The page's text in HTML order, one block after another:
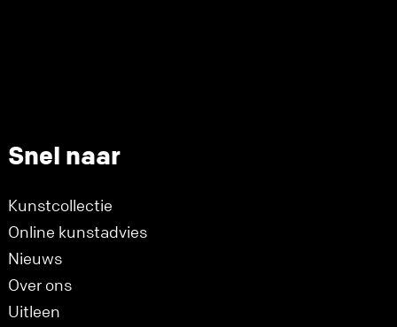
Snel naar
Kunstcollectie
Online kunstadvies
Nieuws
Over ons
Uitleen